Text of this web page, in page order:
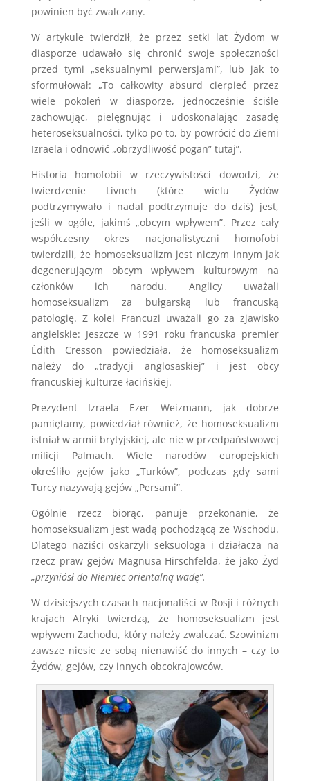
powinien być zwalczany.
W artykule twierdził, że przez setki lat Żydom w
diasporze udawało się chronić swoje społeczności
przed tymi „seksualnymi perwersjami”, lub jak to
sformułował: „To całkowity absurd cierpieć przez
wiele pokoleń w diasporze, jednocześnie ściśle
zachowując, pielęgnując i udoskonalając zasadę
heteroseksualności, tylko po to, by powrócić do Ziemi
Izraela i odnowić „obrzydliwość pogan” tutaj”.
Historia homofobii w rzeczywistości dowodzi, że
twierdzenie Livneh (które wielu Żydów
podtrzymywało i nadal podtrzymuje do dziś) jest,
jeśli w ogóle, jakimś „obcym wpływem”. Przez cały
współczesny okres nacjonalistyczni homofobi
twierdzili, że homoseksualizm jest niczym innym jak
degenerującym obcym wpływem kulturowym na
członków ich narodu. Anglicy uważali
homoseksualizm za bułgarską lub francuską
patologię. Z kolei Francuzi uważali go za zjawisko
angielskie: Jeszcze w 1991 roku francuska premier
Édith Cresson powiedziała, że homoseksualizm
należy do „tradycji anglosaskiej” i jest obcy
francuskiej kulturze łacińskiej.
Prezydent Izraela Ezer Weizmann, jak dobrze
pamiętamy, powiedział również, że homoseksualizm
istniał w armii brytyjskiej, ale nie w przedpaństwowej
milicji Palmach. Wiele narodów europejskich
określiło gejów jako „Turków”, podczas gdy sami
Turcy nazywają gejów „Persami”.
Ogólnie rzecz biorąc, panuje przekonanie, że
homoseksualizm jest wadą pochodzącą ze Wschodu.
Dlatego naziści oskarżyli seksuologa i działacza na
rzecz praw gejów Magnusa Hirschfelda, że jako Żyd
„przyniósł do Niemiec orientalną wadę”.
W dzisiejszych czasach nacjonaliści w Rosji i różnych
krajach Afryki twierdzą, że homoseksualizm jest
wpływem Zachodu, który należy zwalczać. Szowinizm
zawsze niesie ze sobą nienawiść do innych – czy to
Żydów, gejów, czy innych obcokrajowców.